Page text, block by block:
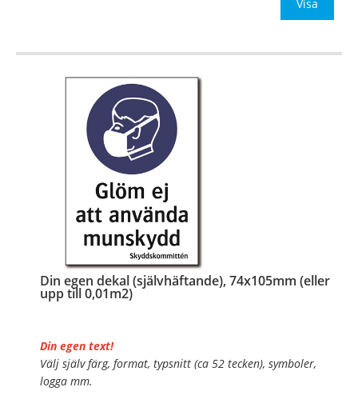
Visa
Din egen dekal (självhäftande), 74x105mm (eller
upp till 0,01m2)
Din egen text!
Välj själv färg, format, typsnitt (ca 52 tecken), symboler,
logga mm.